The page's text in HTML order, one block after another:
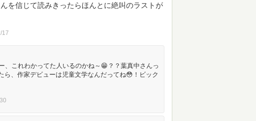
を信じて読みきったらほんとに絶叫のラストが
17
、これわかってた人いるのかね～😁？？葉真中さんっ
ら、作家デビューは児童文学なんだってね😳！ビック